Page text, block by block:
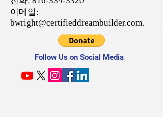
이메일:
bwright@certifieddreambuilder.com.
Follow Us on Social Media